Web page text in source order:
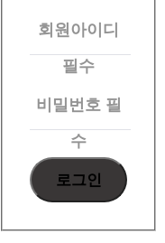
회원아이디
필수
비밀번호 필
수